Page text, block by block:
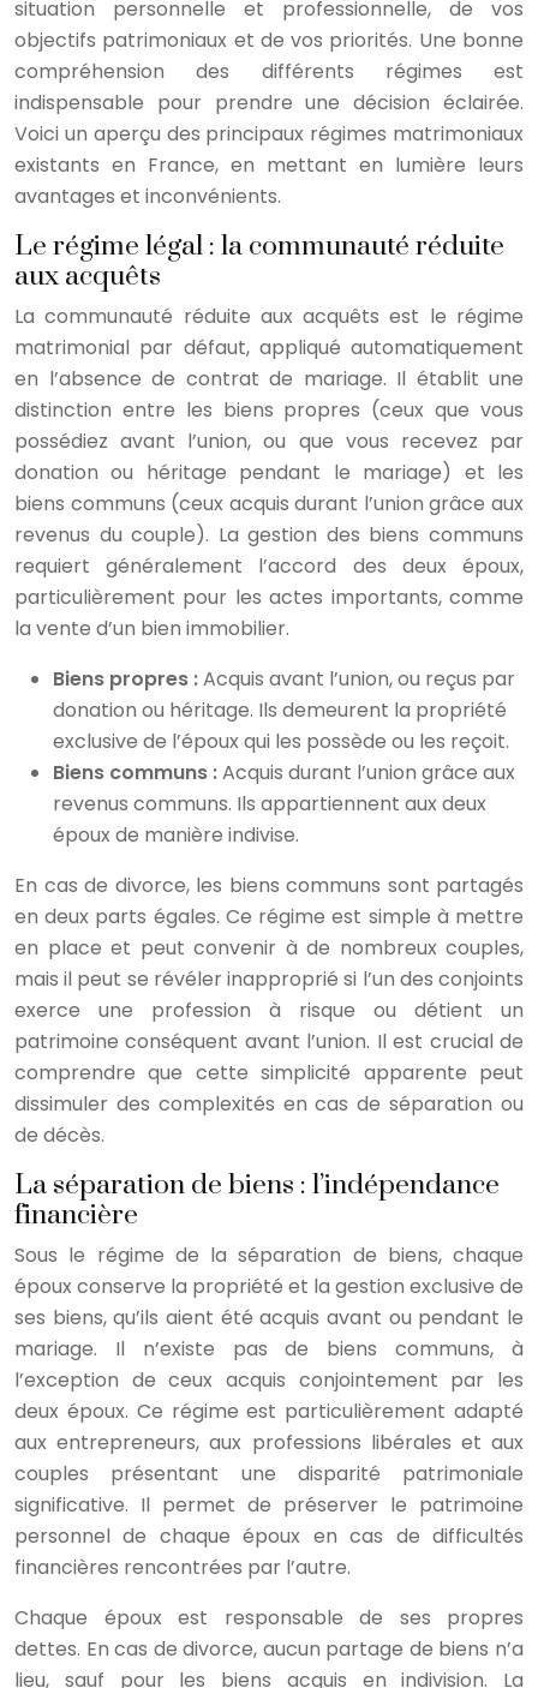
situation personnelle et professionnelle, de vos
objectifs patrimoniaux et de vos priorités. Une bonne
compréhension des différents régimes est
indispensable pour prendre une décision éclairée.
Voici un aperçu des principaux régimes matrimoniaux
existants en France, en mettant en lumière leurs
avantages et inconvénients.
Le régime légal : la communauté réduite
aux acquêts
La communauté réduite aux acquêts est le régime
matrimonial par défaut, appliqué automatiquement
en l’absence de contrat de mariage. Il établit une
distinction entre les biens propres (ceux que vous
possédiez avant l’union, ou que vous recevez par
donation ou héritage pendant le mariage) et les
biens communs (ceux acquis durant l’union grâce aux
revenus du couple). La gestion des biens communs
requiert généralement l’accord des deux époux,
particulièrement pour les actes importants, comme
la vente d’un bien immobilier.
Biens propres :Acquis avant l’union, ou reçus par
donation ou héritage. Ils demeurent la propriété
exclusive de l’époux qui les possède ou les reçoit.
Biens communs :Acquis durant l’union grâce aux
revenus communs. Ils appartiennent aux deux
époux de manière indivise.
En cas de divorce, les biens communs sont partagés
en deux parts égales. Ce régime est simple à mettre
en place et peut convenir à de nombreux couples,
mais il peut se révéler inapproprié si l’un des conjoints
exerce une profession à risque ou détient un
patrimoine conséquent avant l’union. Il est crucial de
comprendre que cette simplicité apparente peut
dissimuler des complexités en cas de séparation ou
de décès.
La séparation de biens : l’indépendance
financière
Sous le régime de la séparation de biens, chaque
époux conserve la propriété et la gestion exclusive de
ses biens, qu’ils aient été acquis avant ou pendant le
mariage. Il n’existe pas de biens communs, à
l’exception de ceux acquis conjointement par les
deux époux. Ce régime est particulièrement adapté
aux entrepreneurs, aux professions libérales et aux
couples présentant une disparité patrimoniale
significative. Il permet de préserver le patrimoine
personnel de chaque époux en cas de difficultés
financières rencontrées par l’autre.
Chaque époux est responsable de ses propres
dettes. En cas de divorce, aucun partage de biens n’a
lieu, sauf pour les biens acquis en indivision. La